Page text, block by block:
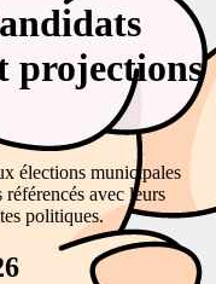
projections
élections municipales
avec leurs
politiques.